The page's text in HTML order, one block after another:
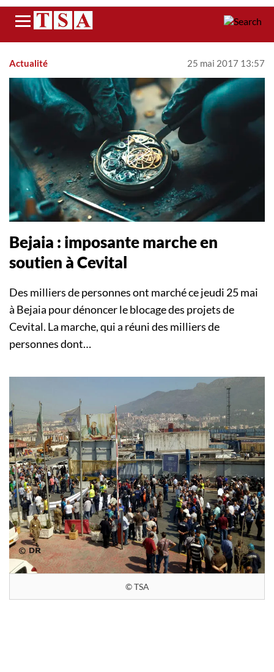
Menu
Actualité 25 mai 2017 13:57
Bejaia : imposante marche en
soutien à Cevital
Des milliers de personnes ont marché ce jeudi 25 mai
à Bejaia pour dénoncer le blocage des projets de
Cevital. La marche, qui a réuni des milliers de
personnes dont…
© TSA